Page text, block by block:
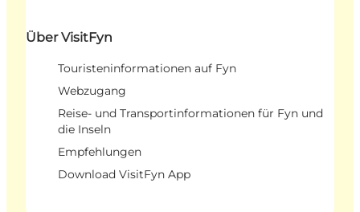
Über VisitFyn
Touristeninformationen auf Fyn
Webzugang
Reise- und Transportinformationen für Fyn und
die Inseln
Empfehlungen
Download VisitFyn App